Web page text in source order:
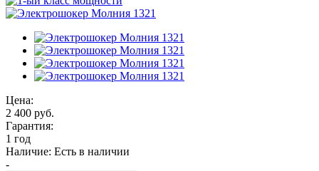
Цена:
2 400 руб.
Гарантия:
1 год
Наличие: Есть в наличии
-